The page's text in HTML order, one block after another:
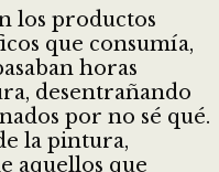
los productos
que consumía,
horas
desentrañando
por no sé qué.
la pintura,
aquellos que